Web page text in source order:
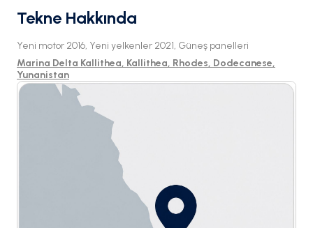
Tekne Hakkında
Yeni motor 2016, Yeni yelkenler 2021, Güneş panelleri
Marina Delta Kallithea, Kallithea, Rhodes, Dodecanese,
Yunanistan